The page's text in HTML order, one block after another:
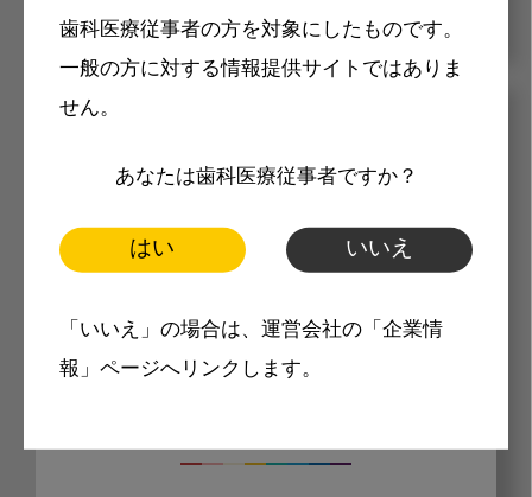
歯科医療従事者の方を対象にしたものです。
一般の方に対する情報提供サイトではありま
せん。
あなたは歯科医療従事者ですか？
はい いいえ
「いいえ」の場合は、運営会社の「企業情
報」ページへリンクします。
Internet DOに掲載されている